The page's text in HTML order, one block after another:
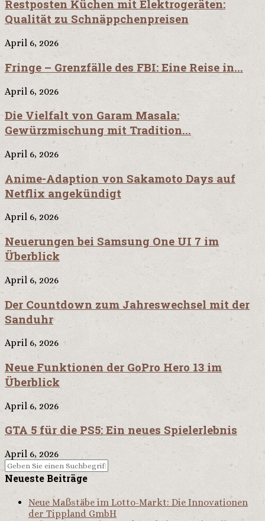
Restposten Küchen mit Elektrogeräten:
Qualität zu Schnäppchenpreisen
April 6, 2026
Fringe – Grenzfälle des FBI: Eine Reise in...
April 6, 2026
Die Vielfalt von Garam Masala:
Gewürzmischung mit Tradition...
April 6, 2026
Anime-Adaption von Sakamoto Days auf
Netflix angekündigt
April 6, 2026
Neuerungen bei Samsung One UI 7 im
Überblick
April 6, 2026
Der Countdown zum Jahreswechsel mit der
Sanduhr
April 6, 2026
Neue Funktionen der GoPro Hero 13 im
Überblick
April 6, 2026
GTA 5 für die PS5: Ein neues Spielerlebnis
April 6, 2026
Neueste Beiträge
Neue Maßstäbe im Lotto-Markt: Die Innovationen
der Tippland GmbH